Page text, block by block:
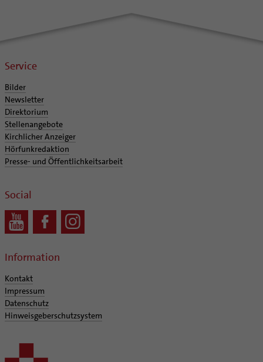
Service
Bilder
Newsletter
Direktorium
Stellenangebote
Kirchlicher Anzeiger
Hörfunkredaktion
Presse- und Öffentlichkeitsarbeit
Social
Information
Kontakt
Impressum
Datenschutz
Hinweisgeberschutzsystem